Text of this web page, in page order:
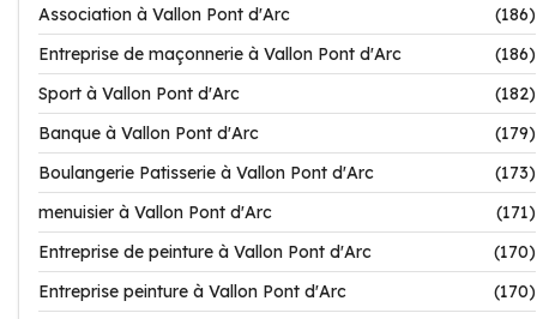
Association à Vallon Pont d'Arc
(186)
Entreprise de maçonnerie à Vallon Pont d'Arc
(186)
Sport à Vallon Pont d'Arc
(182)
Banque à Vallon Pont d'Arc
(179)
Boulangerie Patisserie à Vallon Pont d'Arc
(173)
menuisier à Vallon Pont d'Arc
(171)
Entreprise de peinture à Vallon Pont d'Arc
(170)
Entreprise peinture à Vallon Pont d'Arc
(170)